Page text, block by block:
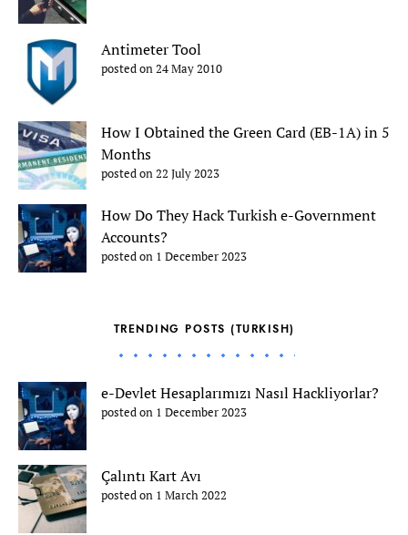
Antimeter Tool
posted on 24 May 2010
How I Obtained the Green Card (EB-1A) in 5
Months
posted on 22 July 2023
How Do They Hack Turkish e-Government
Accounts?
posted on 1 December 2023
TRENDING POSTS (TURKISH)
e-Devlet Hesaplarımızı Nasıl Hackliyorlar?
posted on 1 December 2023
Çalıntı Kart Avı
posted on 1 March 2022